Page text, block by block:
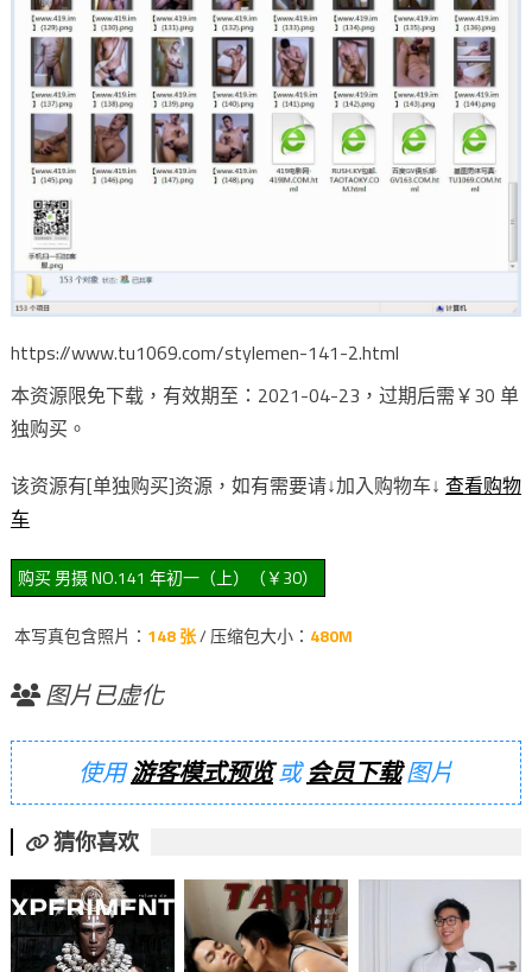
https://www.tu1069.com/stylemen-141-2.html
本资源限免下载，有效期至：2021-04-23，过期后需￥30 单
独购买。
该资源有[单独购买]资源，如有需要请↓加入购物车↓ 查看购物
车
本写真包含照片： 148 张/ 压缩包大小： 480M
图片已虚化
使用游客模式预览或会员下载图片
猜你喜欢